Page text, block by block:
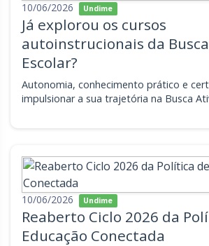
10/06/2026 Undime
Já explorou os cursos
autoinstrucionais da
Escolar?
Autonomia, conhecimento prático e
impulsionar a sua trajetória na Busca
10/06/2026 Undime
Reaberto Ciclo 2026 da
Educação Conectada